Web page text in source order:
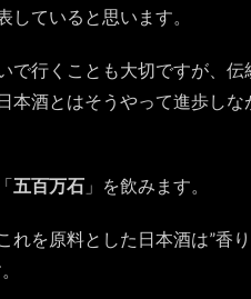
ていると思います。
で行くことも大切ですが、
本酒とはそうやって進歩し
五百万石 」を飲みます。
れを原料とした日本酒は”香